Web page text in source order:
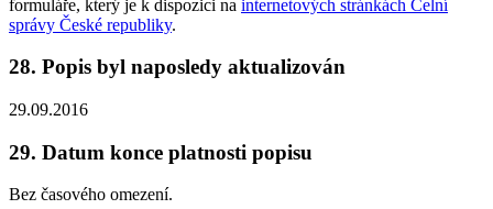
formuláře, který je k dispozici na internetových stránkách Celní
správy České republiky.
28. Popis byl naposledy aktualizován
29.09.2016
29. Datum konce platnosti popisu
Bez časového omezení.